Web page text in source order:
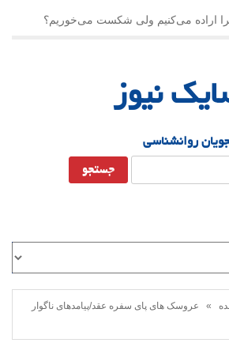
اراده می‌کنیم ولی شکست می‌خوریم؟
نیوز
روانشناسی
» عروسک های پای سفره عقد/پیامدهای ناگوار